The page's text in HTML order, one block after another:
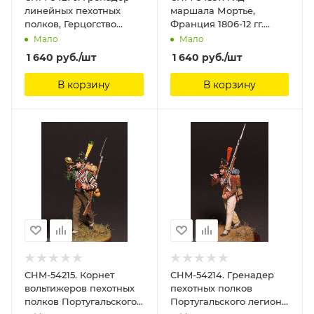
линейных пехотных
полков, Герцогство
Варшавское, 1810-14 гг.
54 мм. Материал -
смола. Chronos
Miniatures, 54 мм
Мало
1 640 руб./шт
В корзину
маршала Мортье,
Франция 1806-12 гг.
Материал - смола.
Chronos Miniatures, 54
мм
Мало
1 640 руб./шт
В корзину
CHM-54215. Корнет
вольтижеров пехотных
полков Португальского
CHM-54214. Гренадер
пехотных полков
Португальского легиона,